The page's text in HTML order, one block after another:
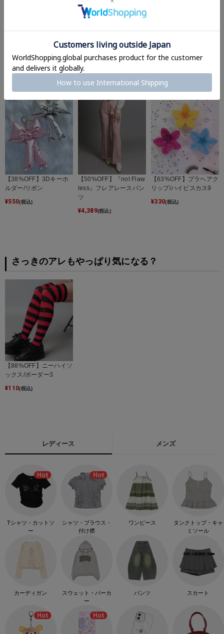
【88%OFF】プラヘアク
(税込)
【21%OFF】半袖カット
ソー/スプレースタッズ/
#平成ギャル
¥2,189(税込)
【63%OFF】プラヘアク
リップ/ハイビスカス5
【38%OFF】3Dキーホ
ルダー/リボン
¥550(税込)
【50%OFF】『not Flaw
less』フレアレースパン
ツ
¥4,389(税込)
【63%OFF】プラヘアク
リップ/ハイビスカス9
¥330(税込)
さっきのアレもやっぱり気になる？
【88%OFF】ニーハイソ
ックス/ボーダー3
¥110(税込)
レディース メンズ
Tシャツ・カットソ
ー
シャツ・ブラウス・
付け襟
ワンピース
タンクトップ・キャ
ミソール
カーディガン
スウェット・パーカ
ー
パンツ スカート